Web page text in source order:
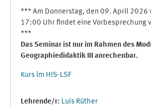
*** Am Donnerstag, den 09. April 2026
17:00 Uhr findet eine Vorbesprechung
***
Das Seminar ist nur im Rahmen des
Geographiedidaktik III anrechenbar.
Kurs im HIS-LSF
Lehrende/r: Luis Rüther